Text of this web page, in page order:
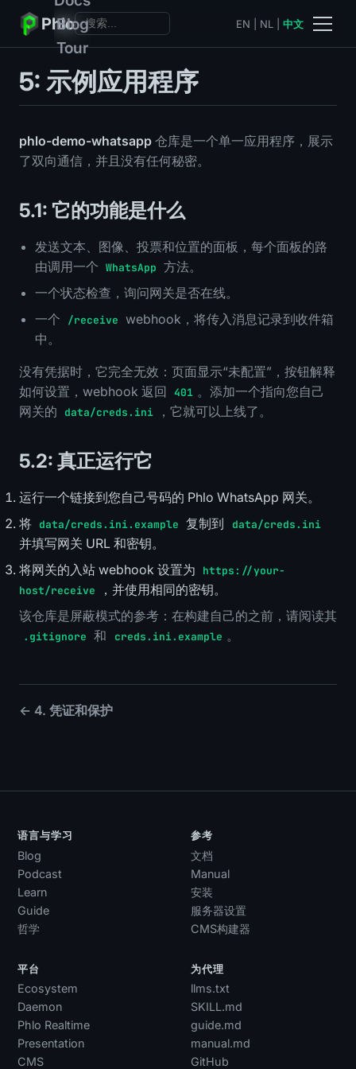
Phlo
Blog
Tour
EN NL 中文
5: 示例应用程序
phlo-demo-whatsapp 仓库是一个单一应用程序，展示
了双向通信，并且没有任何秘密。
5.1: 它的功能是什么
发送文本、图像、投票和位置的面板，每个面板的路
由调用一个 WhatsApp 方法。
一个状态检查，询问网关是否在线。
一个
/receive webhook，将传入消息记录到收件箱
中。
没有凭据时，它完全无效：页面显示“未配置”，按钮解释
如何设置，webhook 返回
401 。添加一个指向您自己
网关的
data/creds.ini ，它就可以上线了。
5.2: 真正运行它
运行一个链接到您自己号码的 Phlo WhatsApp 网关。
将 data/creds.ini.example 复制到 data/creds.ini
并填写网关 URL 和密钥。
将网关的入站 webhook 设置为
https://your-
host/receive
，并使用相同的密钥。
该仓库是屏蔽模式的参考：在构建自己的之前，请阅读其
.gitignore 和 creds.ini.example 。
← 4. 凭证和保护
语言与学习
Blog
Podcast
Learn
Guide
哲学
参考
文档
Manual
安装
服务器设置
CMS构建器
平台
Ecosystem
Daemon
Phlo Realtime
Presentation
CMS
为代理
llms.txt
SKILL.md
guide.md
manual.md
GitHub